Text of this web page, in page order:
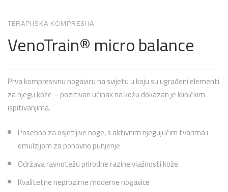
TERAPIJSKA KOMPRESIJA
VenoTrain® micro balance
Prva kompresivnu nogavicu na svijetu u koju su ugrađeni elementi
za njegu kože – pozitivan učinak na kožu dokazan je kliničkim
ispitivanjima.
Posebno za osjetljive noge, s aktivnim njegujućim tvarima i
emulzijom za ponovno punjenje
Održava ravnotežu prirodne razine vlažnosti kože
Kvalitetne neprozirne moderne nogavice